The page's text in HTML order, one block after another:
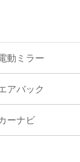
動ミラー
アバック
ーナビ